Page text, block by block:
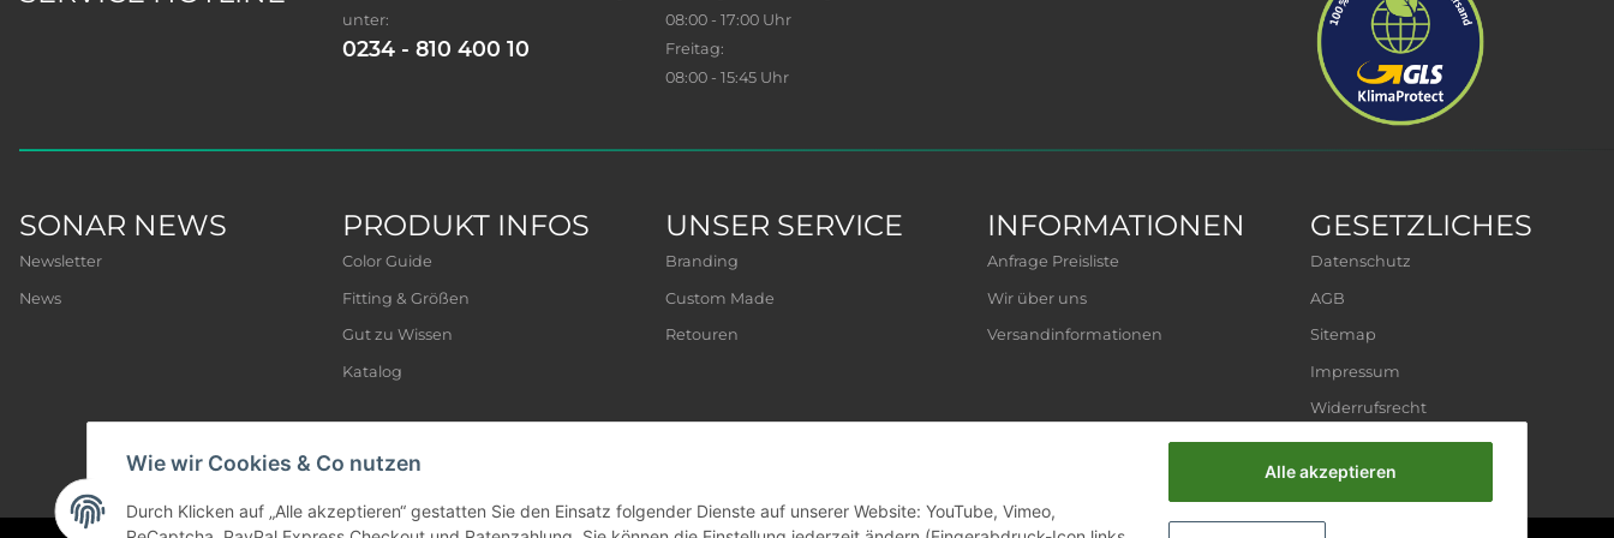
unter:
0234 - 810 400 10
08:00 - 17:00 Uhr
Freitag:
08:00 - 15:45 Uhr
SONAR NEWS
Newsletter
News
PRODUKT INFOS
Color Guide
Fitting & Größen
Gut zu Wissen
Katalog
UNSER SERVICE
Branding
Custom Made
Retouren
INFORMATIONEN
Anfrage Preisliste
Wir über uns
Versandinformationen
GESETZLICHES
Datenschutz
AGB
Sitemap
Impressum
Widerrufsrecht
Wie wir Cookies & Co nutzen
Durch Klicken auf „Alle akzeptieren“ gestatten Sie den Einsatz folgender Dienste auf unserer Website: YouTube, Vimeo,
Alle akzeptieren